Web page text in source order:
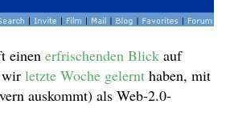
einen erfrischenden Blick auf
letzte Woche gelernt haben, mit
auskommt) als Web-2.0-